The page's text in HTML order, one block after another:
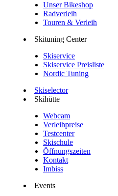
Unser Bikeshop
Radverleih
Touren & Verleih
Skituning Center
Skiservice
Skiservice Preisliste
Nordic Tuning
Skiselector
Skihütte
Webcam
Verleihpreise
Testcenter
Skischule
Öffnungszeiten
Kontakt
Imbiss
Events